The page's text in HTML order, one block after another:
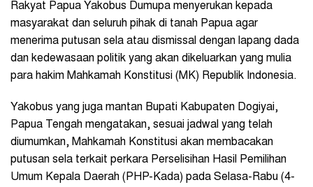
Rakyat Papua Yakobus Dumupa menyerukan kepada
masyarakat dan seluruh pihak di tanah Papua agar
menerima putusan sela atau dismissal dengan lapang dada
dan kedewasaan politik yang akan dikeluarkan yang mulia
para hakim Mahkamah Konstitusi (MK) Republik Indonesia.
Yakobus yang juga mantan Bupati Kabupaten Dogiyai,
Papua Tengah mengatakan, sesuai jadwal yang telah
diumumkan, Mahkamah Konstitusi akan membacakan
putusan sela terkait perkara Perselisihan Hasil Pemilihan
Umum Kepala Daerah (PHP-Kada) pada Selasa-Rabu (4-